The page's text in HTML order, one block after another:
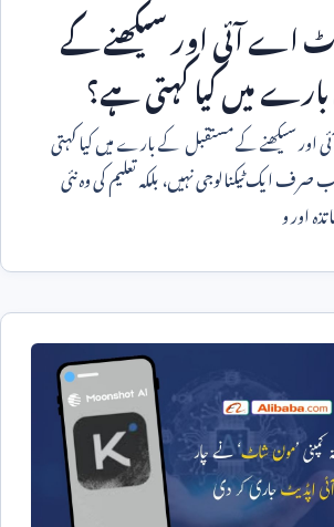
اے آئی اور سیکھنے کے
میں کیا کہتی ہے؟
سیکھنے کے مستقبل کے بارے میں کیا کہتی
صرف ایک ٹیکنالوجی نہیں، بلکہ تعلیم کی وہ نئی
اور و